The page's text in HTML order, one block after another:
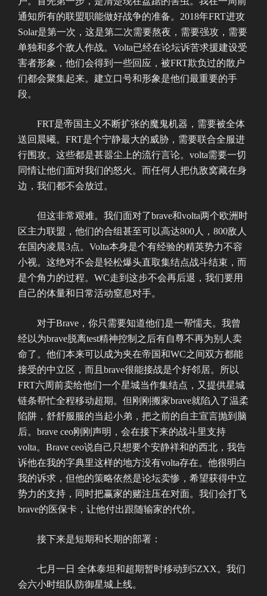
通知所有的联盟职能做好战争的准备。2018年FRT进攻
Solar是第一次，这是第二次需要熬夜，需要强攻，需要
单独和多个敌人作战。Volta已经在论坛诉苦求援建设受
害者形象，他们会得到一些回应，被FRT欺负过的散户
们都会聚集起来。建立口号和形象是他们最重要的手
段。
FRT是帝国主义不断扩张的魔鬼机器，需要被全体
送回晨曦。FRT是个宁静最大的威胁，需要联合全服进
行围攻。这些都是甚嚣尘上的流行言论。volta需要一切
同情让他们面对我们的怒火。而任何人把仇敌窝藏在身
边，我们都不会放过。
但这非常艰难。我们面对了brave和volta两个欧洲时
区主力联盟，他们的合组甚至可以高达800人，800敌人
在国内凌晨3点。Volta本身是个有经验的精英势力不容
小视。这绝对不会是轻松爆头直取集结点战斗结束，而
是个角力的过程。WC走到这步不会再后退，我们要用
自己的体量和日常活动窒息对手。
对于Brave，你只需要知道他们是一帮懦夫。我曾
经以为brave脱离test精神控制之后有自尊不再为别人卖
命了。他们本来可以成为夹在帝国和WC之间双方都能
接受的中立区，而且brave很能接战是个好邻居。所以
FRT六周前卖给他们一个星城当作集结点，又提供星城
链条帮忙全程移动超期。但刚刚搬家brave就陷入了温柔
陷阱，舒舒服服的当起小弟，把之前的自主宣言抛到脑
后。brave ceo刚刚声明，会在接下来的战斗里支持
volta。Brave ceo说自己只想要个安静祥和的西北，我告
诉他在我的字典里这样的地方没有volta存在。他很明白
我的诉求，但他的策略依然是论坛卖惨，希望获得中立
势力的支持，同时把赢家的赌注压在对面。我们会打飞
brave的医保卡，让他付出跟随输家的代价。
接下来是短期和长期的部署：
七月一日 全体泰坦和超期暂时移动到5ZXX。我们
会六小时组队防御星城上线。